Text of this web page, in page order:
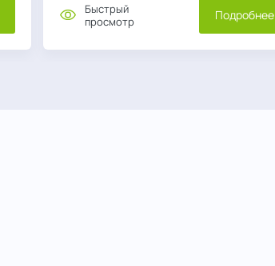
Быстрый
просмотр
Подробнее